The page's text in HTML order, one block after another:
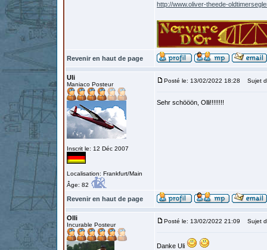
http://www.oliver-theede-
Revenir en haut de page
Uli
Maniaco Posteur
Inscrit le: 12 Déc 2007
Localisation: Frankfurt/Main
Âge: 82
Posté le: 13/02/2022 18:28 Sujet
Sehr schööön, Olli!!!!!!!!
Revenir en haut de page
Olli
Incurable Posteur
Posté le: 13/02/2022 21:09 Sujet
Danke Uli